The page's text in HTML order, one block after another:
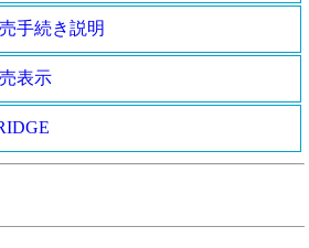
手続き説明
表示